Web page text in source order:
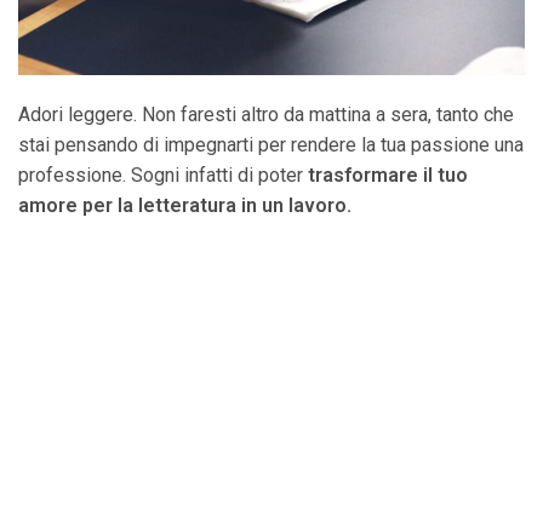
Adori leggere. Non faresti altro da mattina a sera, tanto che
stai pensando di impegnarti per rendere la tua passione una
professione. Sogni infatti di poter trasformare il tuo
amore per la letteratura in un lavoro.